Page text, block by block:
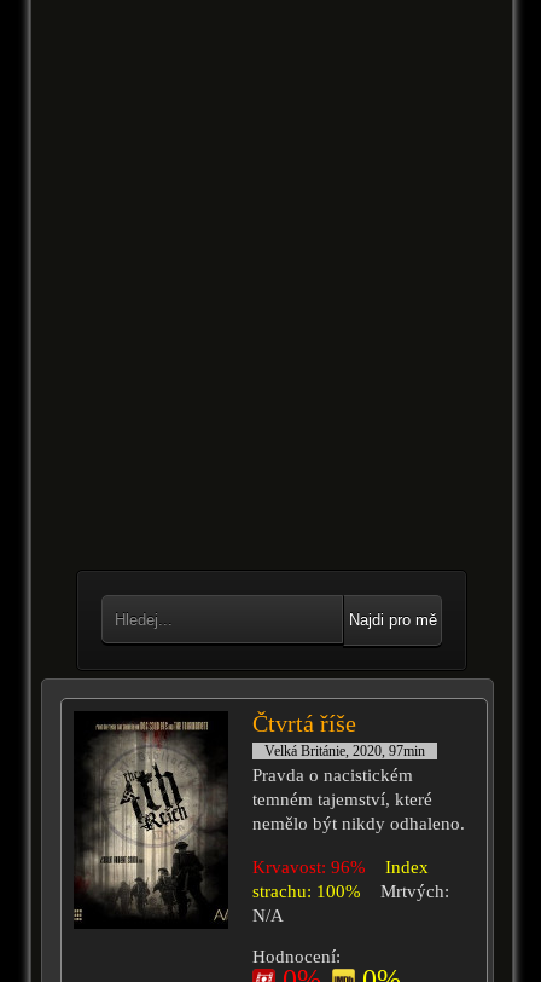
Najdi pro mě
Čtvrtá říše
Velká Británie, 2020, 97min
Pravda o nacistickém
temném tajemství, které
nemělo být nikdy odhaleno.
Krvavost: 96%
Index
strachu: 100%
Mrtvých:
N/A
Hodnocení: